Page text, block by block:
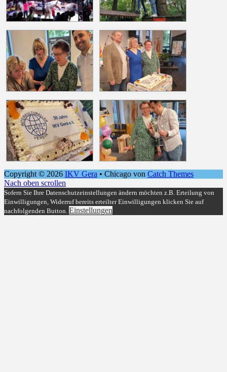
Copyright © 2026 IKV Gera • Chicago von Catch Themes
Nach oben scrollen
Sofern Sie Ihre Datenschutzeinstellungen ändern möchten z.B. Erteilung von
Einwilligungen, Widerruf bereits erteilter Einwilligungen klicken Sie auf
nachfolgenden Button. Einstellungen